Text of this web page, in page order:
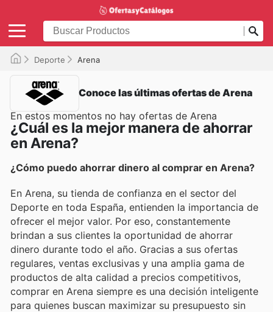
Deporte Arena
Conoce las últimas ofertas de Arena
En estos momentos no hay ofertas de Arena
¿Cuál es la mejor manera de ahorrar
en Arena?
¿Cómo puedo ahorrar dinero al comprar en Arena?
En Arena, su tienda de confianza en el sector del
Deporte en toda España, entienden la importancia de
ofrecer el mejor valor. Por eso, constantemente
brindan a sus clientes la oportunidad de ahorrar
dinero durante todo el año. Gracias a sus ofertas
regulares, ventas exclusivas y una amplia gama de
productos de alta calidad a precios competitivos,
comprar en Arena siempre es una decisión inteligente
para quienes buscan maximizar su presupuesto sin